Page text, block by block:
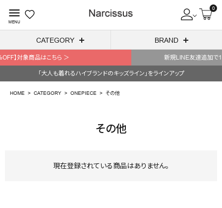
menu
MENU
0
CATEGORY BRAND
ようこそ ゲスト 様
search
新規LINE友達追加で1,000円OFFクーポン/LINE連携で
「大人も着れるハイブランドのキッズライン」をラインアップ
HOME CATEGORY ONEPIECE その他
その他
現在登録されている商品はありません。